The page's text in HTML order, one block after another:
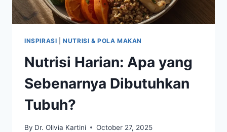
INSPIRASI |NUTRISI & POLA MAKAN
Nutrisi Harian: Apa yang
Sebenarnya Dibutuhkan
Tubuh?
By Dr. Olivia Kartini October 27, 2025